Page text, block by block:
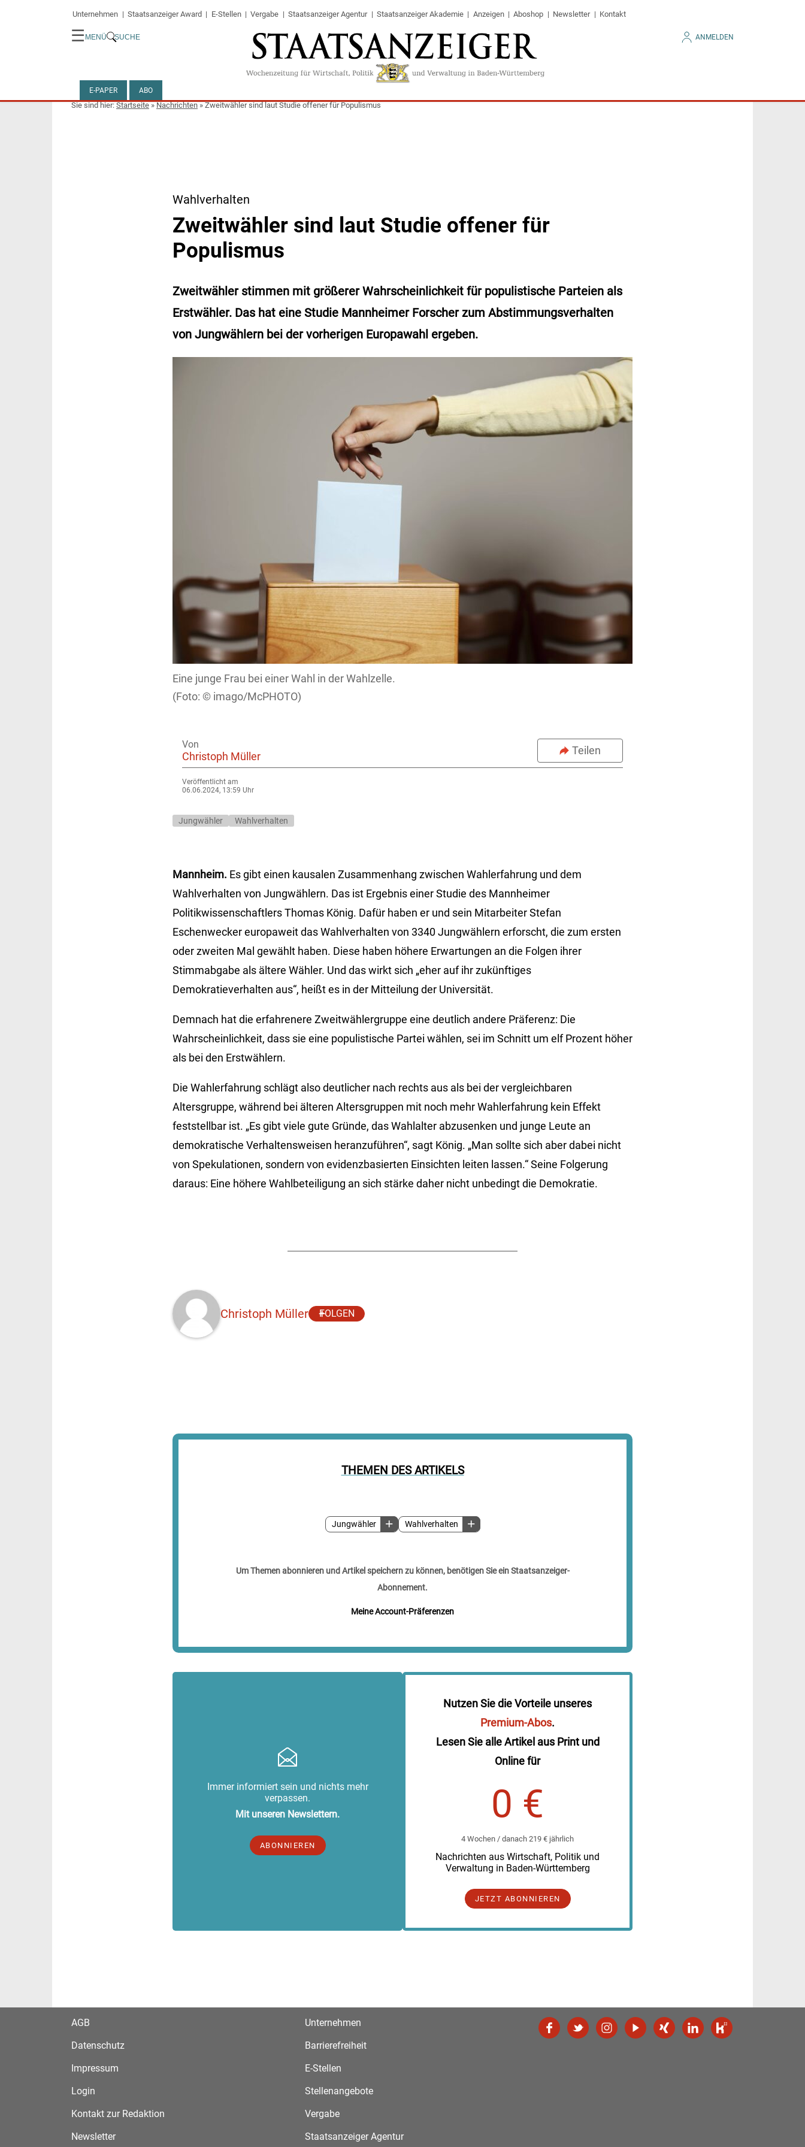
Unternehmen Staatsanzeiger Award E-Stellen Vergabe Staatsanzeiger Agentur Staatsanzeiger Akademie Anzeigen Aboshop Newsletter Kontakt
☰ MENÜ SUCHE ANMELDEN
E-PAPER ABO
Startseite»Nachrichten»Zweitwähler sind laut Studie offener für Populismus
THEMEN DES ARTIKELS
Jungwähler Wahlverhalten
Um Themen abonnieren und Artikel speichern zu können, benötigen Sie ein Staatsanzeiger-
Abonnement.
Meine Account-Präferenzen
Wahlverhalten
Zweitwähler sind laut Studie offener für
Populismus
Zweitwähler stimmen mit größerer Wahrscheinlichkeit für populistische Parteien als
Erstwähler. Das hat eine Studie Mannheimer Forscher zum Abstimmungsverhalten
von Jungwählern bei der vorherigen Europawahl ergeben.
Eine junge Frau bei einer Wahl in der Wahlzelle.
imago/McPHOTO)
Von
Christoph Müller Teilen
Veröffentlicht am
06.06.2024, 13:59 Uhr
Jungwähler Wahlverhalten
Mannheim. Es gibt einen kausalen Zusammenhang zwischen Wahlerfahrung und dem
Wahlverhalten von Jungwählern. Das ist Ergebnis einer Studie des Mannheimer
Politikwissenschaftlers Thomas König. Dafür haben er und sein Mitarbeiter Stefan
Eschenwecker europaweit das Wahlverhalten von 3340 Jungwählern erforscht, die zum ersten
oder zweiten Mal gewählt haben. Diese haben höhere Erwartungen an die Folgen ihrer
Stimmabgabe als ältere Wähler. Und das wirkt sich „eher auf ihr zukünftiges
Demokratieverhalten aus“, heißt es in der Mitteilung der Universität.
Demnach hat die erfahrenere Zweitwählergruppe eine deutlich andere Präferenz: Die
Wahrscheinlichkeit, dass sie eine populistische Partei wählen, sei im Schnitt um elf Prozent höher
als bei den Erstwählern.
Die Wahlerfahrung schlägt also deutlicher nach rechts aus als bei der vergleichbaren
Altersgruppe, während bei älteren Altersgruppen mit noch mehr Wahlerfahrung kein Effekt
feststellbar ist. „Es gibt viele gute Gründe, das Wahlalter abzusenken und junge Leute an
demokratische Verhaltensweisen heranzuführen“, sagt König. „Man sollte sich aber dabei nicht
von Spekulationen, sondern von evidenzbasierten Einsichten leiten lassen.“ Seine Folgerung
daraus: Eine höhere Wahlbeteiligung an sich stärke daher nicht unbedingt die Demokratie.
Christoph Müller FOLGEN
Immer informiert sein und nichts mehr
verpassen.
Mit unseren Newslettern.
ABONNIEREN
Nutzen Sie die Vorteile unseres
Premium-Abos.
Lesen Sie alle Artikel aus Print und
Online für
0 €
4 Wochen / danach 219 € jährlich
Nachrichten aus Wirtschaft, Politik und
Verwaltung in Baden-Württemberg
JETZT ABONNIEREN
AGB
Datenschutz
Impressum
Login
Kontakt zur Redaktion
Newsletter
Unternehmen
Barrierefreiheit
E-Stellen
Stellenangebote
Vergabe
Staatsanzeiger Agentur